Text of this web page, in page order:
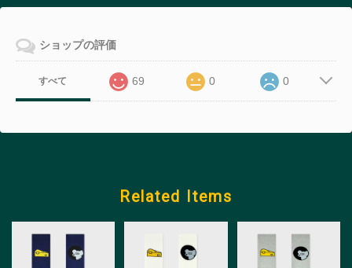
ショップの評価
すべて 69 0 0
Related Items